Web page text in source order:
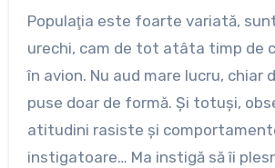
Populaţia este foarte variată,
urechi, cam de tot atâta timp de
în avion. Nu aud mare lucru, chiar
puse doar de formă. Şi totuşi,
atitudini rasiste şi
instigatoare… Ma instigă să îi